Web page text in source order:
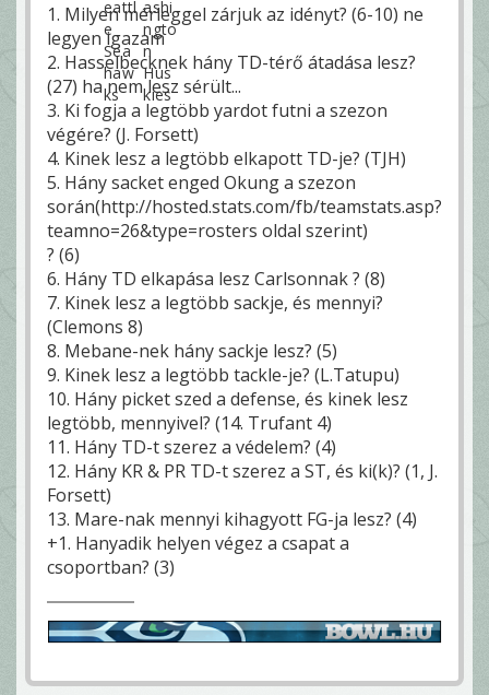
1. Milyen mérleggel zárjuk az idényt? (6-10) ne
legyen igazam
2. Hasselbecknek hány TD-térő átadása lesz?
(27) ha nem lesz sérült...
3. Ki fogja a legtöbb yardot futni a szezon
végére? (J. Forsett)
4. Kinek lesz a legtöbb elkapott TD-je? (TJH)
5. Hány sacket enged Okung a szezon
során(http://hosted.stats.com/fb/teamstats.asp?
teamno=26&type=rosters oldal szerint)
? (6)
6. Hány TD elkapása lesz Carlsonnak ? (8)
7. Kinek lesz a legtöbb sackje, és mennyi?
(Clemons 8)
8. Mebane-nek hány sackje lesz? (5)
9. Kinek lesz a legtöbb tackle-je? (L.Tatupu)
10. Hány picket szed a defense, és kinek lesz
legtöbb, mennyivel? (14. Trufant 4)
11. Hány TD-t szerez a védelem? (4)
12. Hány KR & PR TD-t szerez a ST, és ki(k)? (1, J.
Forsett)
13. Mare-nak mennyi kihagyott FG-ja lesz? (4)
+1. Hanyadik helyen végez a csapat a
csoportban? (3)